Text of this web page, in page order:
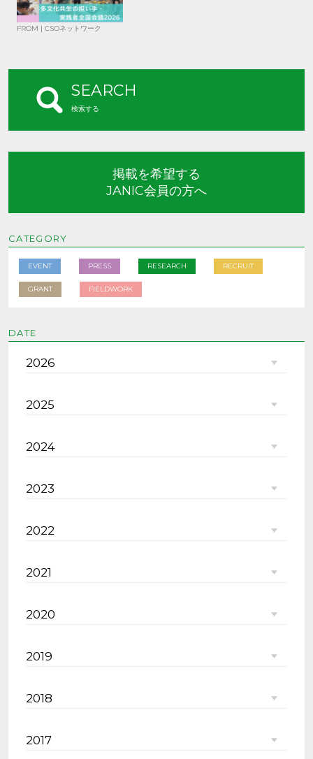
FROM | CSOネットワーク
SEARCH
検索する
掲載を希望する
JANIC会員の方へ
CATEGORY
EVENT PRESS RESEARCH RECRUIT
GRANT FIELDWORK
DATE
2026
2025
2024
2023
2022
2021
2020
2019
2018
2017